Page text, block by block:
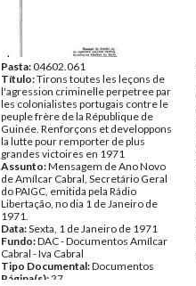
Pasta:04602.061
Título:Tirons toutes les leçons de
l'agression criminelle perpetree par
les colonialistes portugais contre le
peuple frère de la République de
Guinée. Renforçons et developpons
la lutte pour remporter de plus
grandes victoires en 1971
Assunto:Mensagem de Ano Novo
de Amílcar Cabral, Secretário Geral
do PAIGC, emitida pela Rádio
Libertação, no dia 1 de Janeiro de
1971.
Data:Sexta, 1 de Janeiro de 1971
Fundo:DAC - Documentos Amílcar
Cabral - Iva Cabral
Tipo Documental:Documentos
Página(s):27